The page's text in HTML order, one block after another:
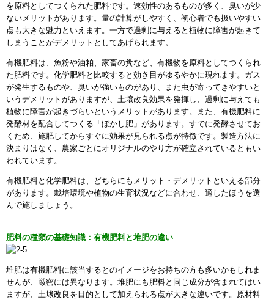
を原料としてつくられた肥料です。速効性のあるものが多く、臭いが少
ないメリットがあります。量の計算がしやすく、初心者でも扱いやすい
点も大きな魅力といえます。一方で過剰に与えると植物に障害が起きて
しまうことがデメリットとしてあげられます。
有機肥料は、魚粉や油粕、家畜の糞など、有機物を原料としてつくられ
た肥料です。化学肥料と比較すると効き目がゆるやかに現れます。ガス
が発生するものや、臭いが強いものがあり、また虫が寄ってきやすいと
いうデメリットがありますが、土壌改良効果を発揮し、過剰に与えても
植物に障害が起きづらいというメリットがあります。また、有機肥料に
発酵材を配合してつくる「ぼかし肥」があります。すでに発酵させてお
くため、施肥してからすぐに効果が見られる点が特徴です。製造方法に
決まりはなく、農家ごとにオリジナルのやり方が確立されているともい
われています。
有機肥料と化学肥料は、どちらにもメリット・デメリットといえる部分
があります。栽培環境や植物の生育状況などに合わせ、適したほうを選
んで施しましょう。
肥料の種類の基礎知識：有機肥料と堆肥の違い
堆肥は有機肥料に該当するとのイメージをお持ちの方も多いかもしれま
せんが、厳密には異なります。堆肥にも肥料と同じ成分が含まれてはい
ますが、土壌改良を目的として加えられる点が大きな違いです。原材料